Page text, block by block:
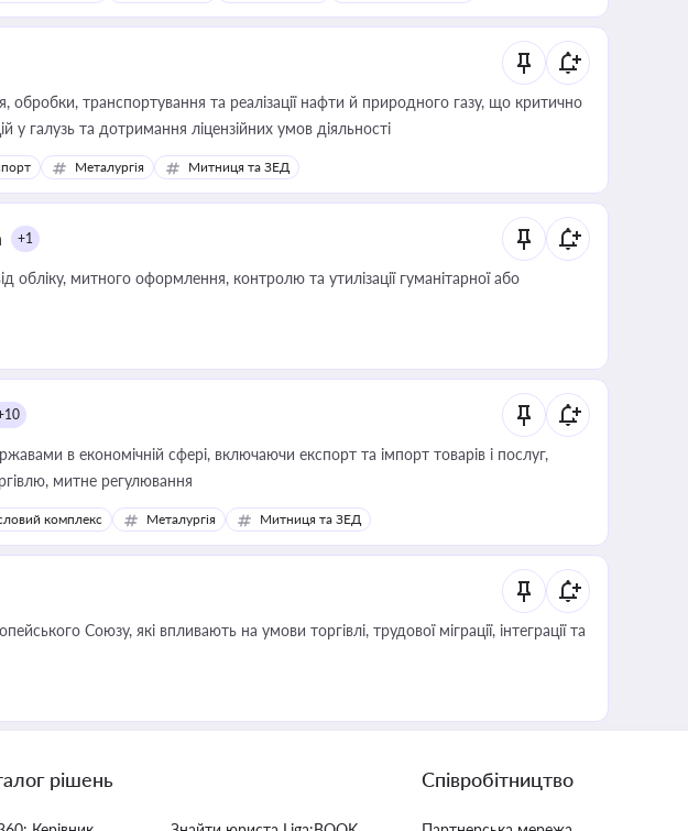
обробки, транспортування та реалізації нафти й природного газу, що критично
у галузь та дотримання ліцензійних умов діяльності
Металургія Митниця та ЗЕД
+1
обліку, митного оформлення, контролю та утилізації гуманітарної або
в економічній сфері, включаючи експорт та імпорт товарів і послуг,
митне регулювання
комплекс Металургія Митниця та ЗЕД
трудової міграції, інтеграції та
рішень Співробітництво